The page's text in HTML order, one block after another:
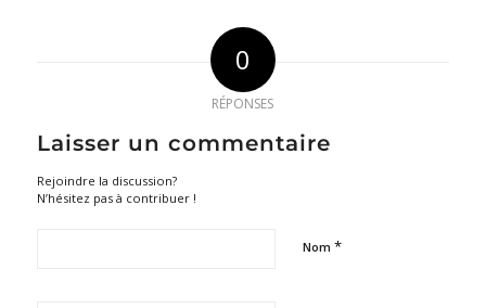
0
RÉPONSES
Laisser un commentaire
Rejoindre la discussion?
N’hésitez pas à contribuer !
Nom *